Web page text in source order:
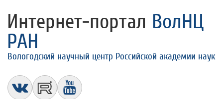
Интернет-портал ВолНЦ
РАН
Вологодский научный центр Российской академии наук